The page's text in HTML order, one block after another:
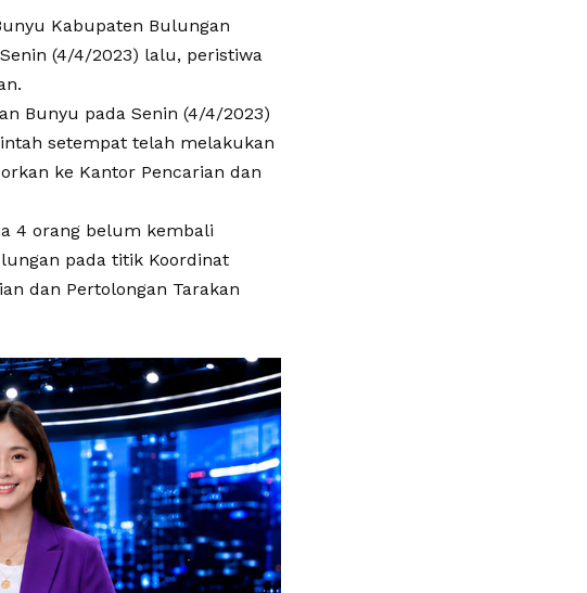
Kabupaten Bulungan
(4/4/2023) lalu, peristiwa
Bunyu pada Senin (4/4/2023)
setempat telah melakukan
ke Kantor Pencarian dan
4 orang belum kembali
pada titik Koordinat
dan Pertolongan Tarakan